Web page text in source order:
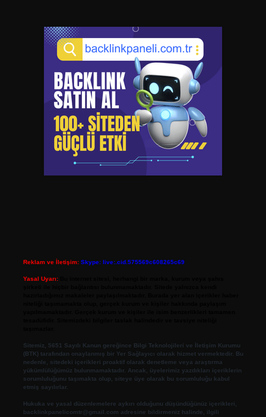
Reklam ve İletişim: Skype: live:.cid.575569c608265c69
Yasal Uyarı:
Sitemiz, 5651 Sayılı Kanun gereğince Bilgi Teknolojileri ve İletişim Kurumu
(BTK) tarafından onaylanmış bir Yer Sağlayıcı olarak hizmet vermektedir. Bu
nedenle, sitedeki içerikleri proaktif olarak denetleme veya araştırma
yükümlülüğümüz bulunmamaktadır. Ancak, üyelerimiz yazdıkları içeriklerin
sorumluluğunu taşımakta olup, siteye üye olarak bu sorumluluğu kabul
etmiş sayılırlar.
Hukuka ve yasal düzenlemelere aykırı olduğunu düşündüğünüz içerikleri,
backlinkpanelicomtr@gmail.com adresine bildirmeniz halinde, ilgili